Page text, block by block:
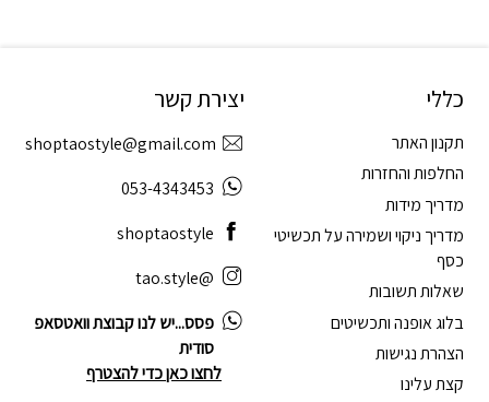
כללי
תקנון האתר
החלפות והחזרות
מדריך מידות
מדריך ניקוי ושמירה על תכשיטי
כסף
שאלות תשובות
בלוג אופנה ותכשיטים
הצהרת נגישות
קצת עלינו
יצירת קשר
shoptaostyle@gmail.com
053-4343453
shoptaostyle
@tao.style
פסס...יש לנו קבוצת וואטסאפ
סודית
לחצו כאן כדי להצטרף